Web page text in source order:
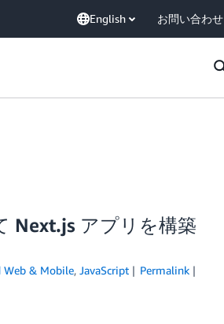
English お問い合わせ
Next.js アプリを構築
Web & Mobile, JavaScript
Permalink